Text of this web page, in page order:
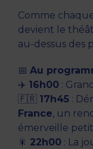
Comme
devient le
au-dessus des
📅 Au
✈️ 16h00 : Grand
🇫🇷 17h45 :
France, un
émerveille
🎇 22h00 : La